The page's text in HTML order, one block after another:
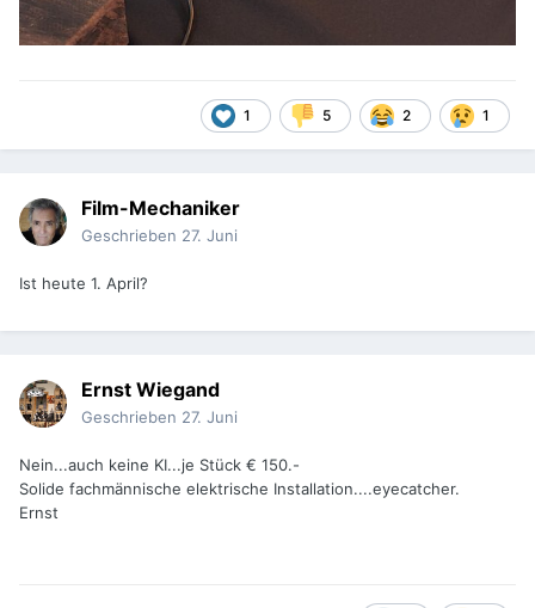
1 5 2 1
Film-Mechaniker
Geschrieben 27. Juni
Ist heute 1. April?
Ernst Wiegand
Geschrieben 27. Juni
Nein...auch keine KI...je Stück € 150.-
Solide fachmännische elektrische Installation....eyecatcher.
Ernst